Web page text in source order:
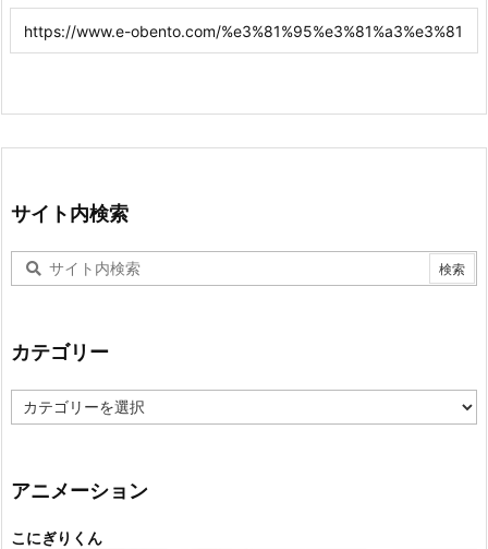
サイト内検索
カテゴリー
テ
ー
アニメーション
こにぎりくん